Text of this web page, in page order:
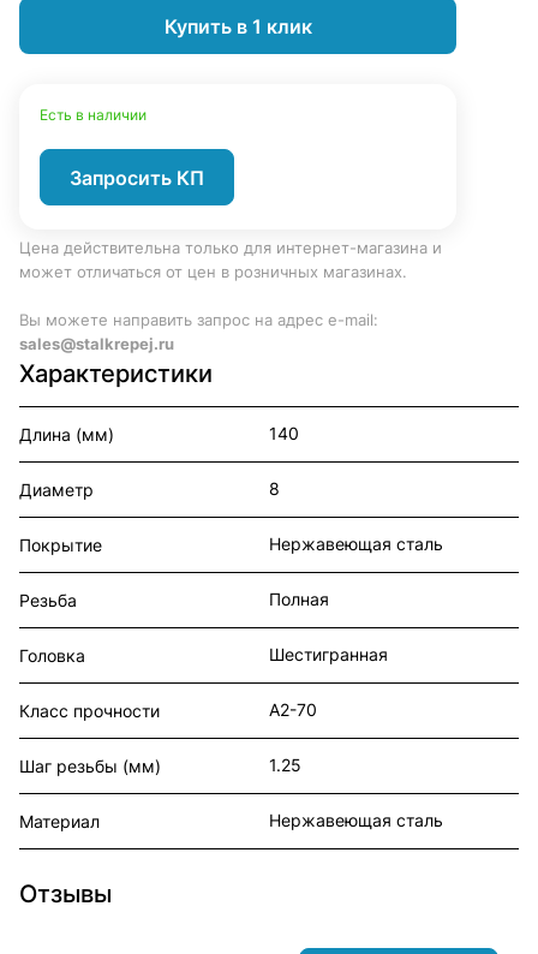
Купить в 1 клик
Есть в наличии
Запросить КП
Цена действительна только для интернет-магазина и
может отличаться от цен в розничных магазинах.
Вы можете направить запрос на адрес e-mail:
sales@stalkrepej.ru
Характеристики
Длина (мм) 140
Диаметр 8
Покрытие Нержавеющая сталь
Резьба Полная
Головка Шестигранная
Класс прочности А2-70
Шаг резьбы (мм) 1.25
Материал Нержавеющая сталь
Отзывы